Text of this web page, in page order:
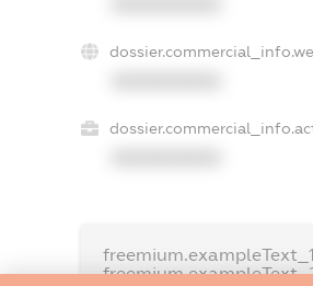
freemium.exampleText_1